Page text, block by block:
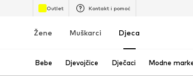
Outlet Kontakt i pomoć
Žene Muškarci Djeca
Bebe Djevojčice Dječaci Modne